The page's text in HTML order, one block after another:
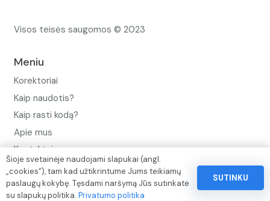
Visos teisės saugomos © 2023
Meniu
Korektoriai
Kaip naudotis?
Kaip rasti kodą?
Apie mus
Kontaktai
Privatumo politika
Pinigų ir prekių grąžinimo politika
Šioje svetainėje naudojami slapukai (angl.
„cookies“), tam kad užtikrintume Jums teikiamų
paslaugų kokybę. Tęsdami naršymą Jūs sutinkate
su slapukų politika. Privatumo politika
SUTINKU